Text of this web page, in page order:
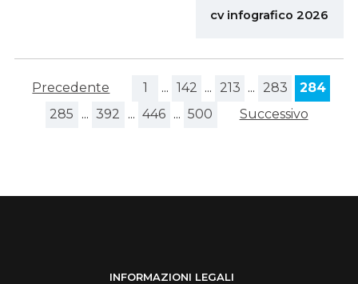
cv infografico 2026
Precedente 1 ... 142 ... 213 ... 283
284
285
... 392 ... 446 ... 500 Successivo
INFORMAZIONI LEGALI